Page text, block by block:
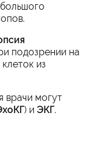
подозрении на
из
врачи могут
) и ЭКГ.